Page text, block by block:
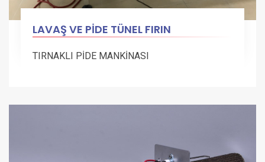
LAVAŞ VE PİDE TÜNEL FIRIN
TIRNAKLI PİDE MANKİNASI